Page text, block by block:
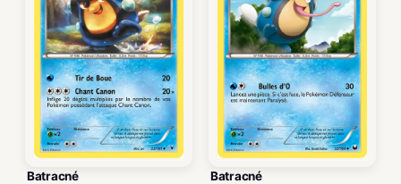
Batracné Batracné